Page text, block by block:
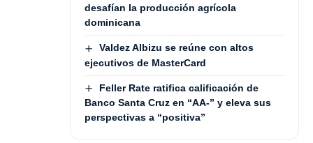
desafían la producción agrícola
dominicana
Valdez Albizu se reúne con altos
ejecutivos de MasterCard
Feller Rate ratifica calificación de
Banco Santa Cruz en “AA-” y eleva sus
perspectivas a “positiva”